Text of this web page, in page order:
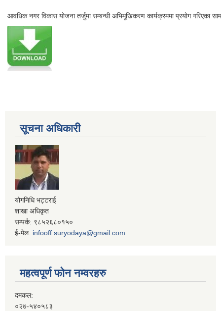
आवधिक नगर विकास योजना तर्जुमा सम्बन्धी अभिमूखिकरण कार्यक्रममा प्रयोग गरिएका
सूचना अधिकारी
योगनिधि भट्टराई
शाखा अधिकृत
सम्पर्क: ९८५२६८०१५०
ई-मेल: infooff.suryodaya@gmail.com
महत्वपूर्ण फोन नम्वरहरु
दमकल:
०२७-५४०५८३